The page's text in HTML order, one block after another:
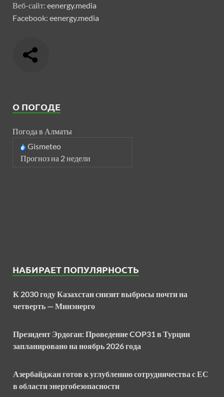
Веб-сайт: eenergy.media
Facebook: eenergy.media
О ПОГОДЕ
Погода в Алматы
Gismeteo
Прогноз на 2 недели
НАБИРАЕТ ПОПУЛЯРНОСТЬ
К 2030 году Казахстан снизит выбросы почти на
четверть — Минэнерго
Президент Эрдоган: Проведение COP31 в Турции
запланировано на ноябрь 2026 года
Азербайджан готов к углублению сотрудничества с ЕС
в области энергобезопасности